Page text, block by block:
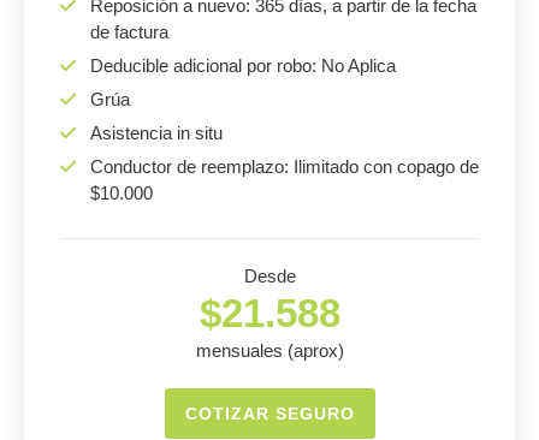
Reposición a nuevo: 365 días, a partir de la fecha
de factura
Deducible adicional por robo: No Aplica
Grúa
Asistencia in situ
Conductor de reemplazo: Ilimitado con copago de
$10.000
Desde
$21.588
mensuales (aprox)
COTIZAR SEGURO